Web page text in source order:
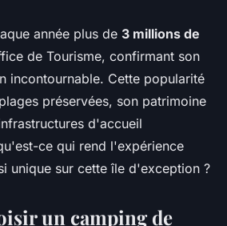
unique du
l'île de Ré !
•7 min de lecture
année plus de 3 millions de
de Tourisme, confirmant son
incontournable. Cette popularité
préservées, son patrimoine
d'accueil
ce qui rend l'expérience
unique sur cette île d'exception ?
un camping de